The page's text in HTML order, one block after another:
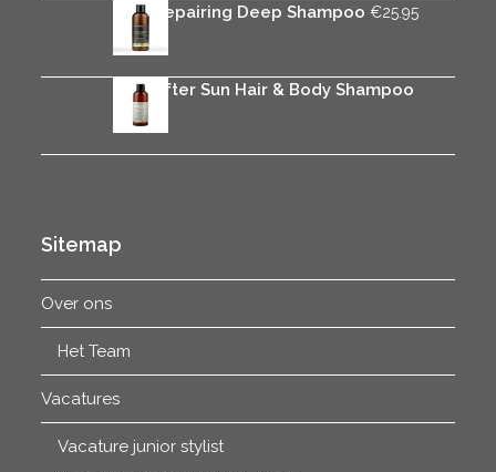
Rica Repairing Deep Shampoo €25.95
Rica After Sun Hair & Body Shampoo
25.95
Sitemap
Over ons
Het Team
Vacatures
Vacature junior stylist